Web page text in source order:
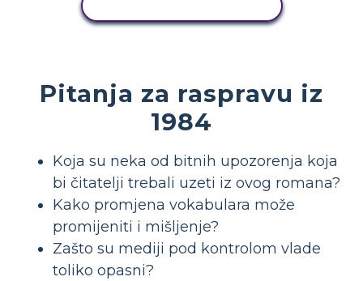
Pitanja za raspravu iz
1984
Koja su neka od bitnih upozorenja koja
bi čitatelji trebali uzeti iz ovog romana?
Kako promjena vokabulara može
promijeniti i mišljenje?
Zašto su mediji pod kontrolom vlade
toliko opasni?